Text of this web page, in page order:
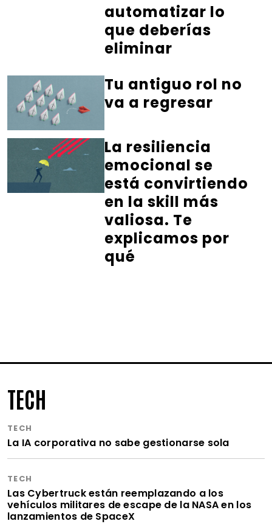
automatizar lo
que deberías
eliminar
Tu antiguo rol no
va a regresar
La resiliencia
emocional se
está convirtiendo
en la skill más
valiosa. Te
explicamos por
qué
TECH
TECH
La IA corporativa no sabe gestionarse sola
TECH
Las Cybertruck están reemplazando a los
vehículos militares de escape de la NASA en los
lanzamientos de SpaceX